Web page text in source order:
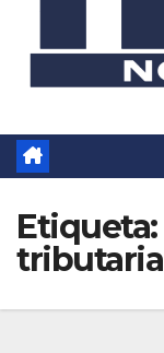
Etiqueta:
tributaria